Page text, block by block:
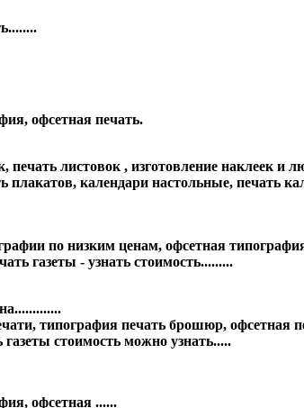
офсетная печать.
листовок , изготовление наклеек и
календари настольные, печать
по низким ценам, офсетная
газеты - узнать стоимость.........
типография печать брошюр, офсетная
стоимость можно узнать.....
офсетная ......